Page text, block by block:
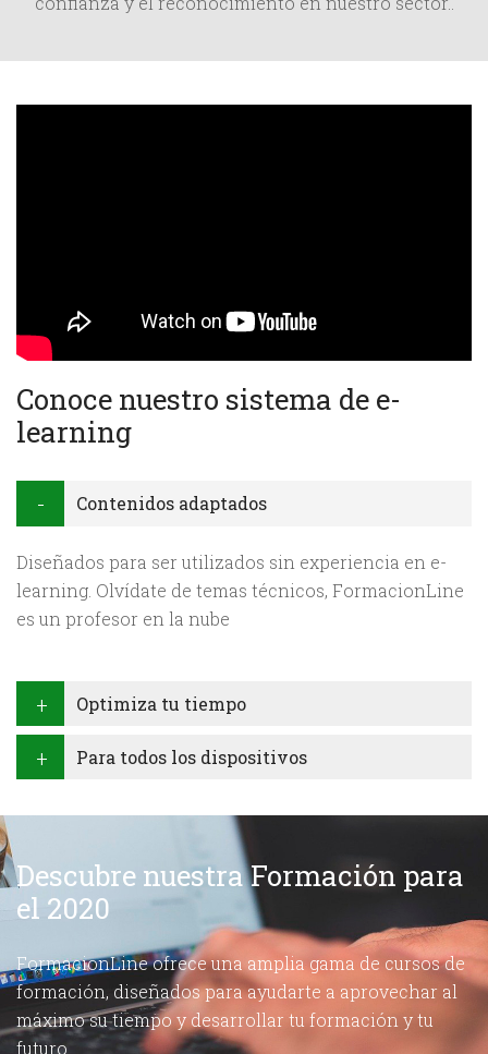
Conoce nuestro sistema de e-
learning
Contenidos adaptados
Diseñados para ser utilizados sin experiencia en e-
learning. Olvídate de temas técnicos, FormacionLine
es un profesor en la nube
Optimiza tu tiempo
Para todos los dispositivos
Descubre nuestra Formación para
el 2020
FormacionLine ofrece una amplia gama de cursos de
formación, diseñados para ayudarte a aprovechar al
máximo su tiempo y desarrollar tu formación y tu
futuro.